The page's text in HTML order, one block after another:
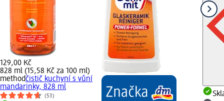
129,00 Kč
828 ml (15,58 Kč za 100 ml)
methodčistič kuchyní s vůní
mandarinky, 828 ml
(53)